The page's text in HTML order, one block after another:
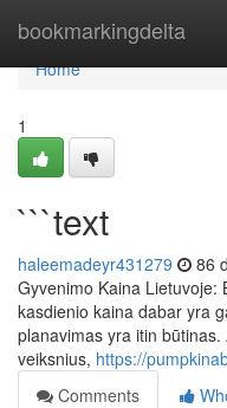
bookmarkingdelta
Home
Home
1
```text
haleemadeyr431279 86
Gyvenimo Kaina Lietuvoje:
kasdienio kaina dabar yra
planavimas yra itin
veiksnius, https://
Comments